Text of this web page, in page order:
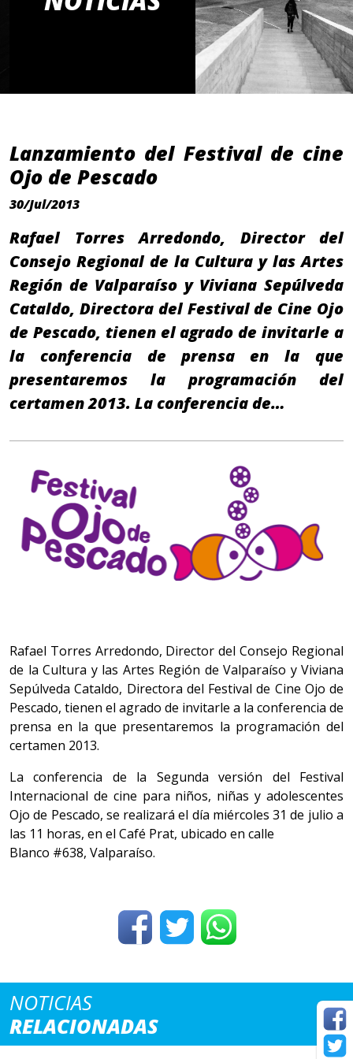
Lanzamiento del Festival de cine
Ojo de Pescado
30/Jul/2013
Rafael Torres Arredondo, Director del
Consejo Regional de la Cultura y las Artes
Región de Valparaíso y Viviana Sepúlveda
Cataldo, Directora del Festival de Cine Ojo
de Pescado, tienen el agrado de invitarle a
la conferencia de prensa en la que
presentaremos la programación del
certamen 2013. La conferencia de…
Rafael Torres Arredondo, Director del Consejo Regional
de la Cultura y las Artes Región de Valparaíso y Viviana
Sepúlveda Cataldo, Directora del Festival de Cine Ojo de
Pescado, tienen el agrado de invitarle a la conferencia de
prensa en la que presentaremos la programación del
certamen 2013.
La conferencia de la Segunda versión del Festival
Internacional de cine para niños, niñas y adolescentes
Ojo de Pescado, se realizará el día miércoles 31 de julio a
las 11 horas, en el Café Prat, ubicado en calle
Blanco #638, Valparaíso.
NOTICIAS
RELACIONADAS